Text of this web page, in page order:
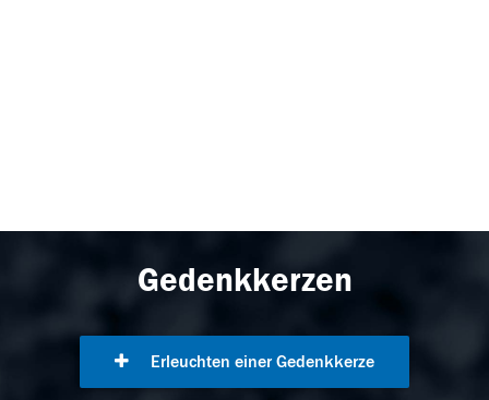
Gedenkkerzen
Erleuchten einer Gedenkkerze